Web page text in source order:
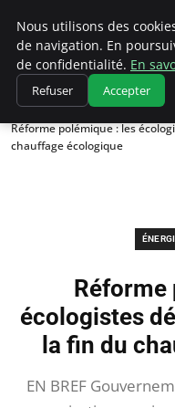
Accueil
Énergies
Réforme polémique : les
chauffage écologique
Réforme
écologistes
la fin du
EN BREF
Nous utilisons des
de navigation. En
de confidentialité. En
Refuser Accepter